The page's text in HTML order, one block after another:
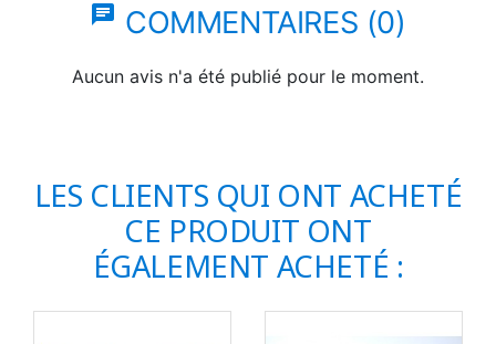
chat COMMENTAIRES (0)
Aucun avis n'a été publié pour le moment.
LES CLIENTS QUI ONT ACHETÉ
CE PRODUIT ONT
ÉGALEMENT ACHETÉ :